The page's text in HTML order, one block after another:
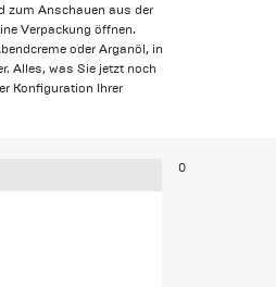
zum Anschauen aus der
Verpackung öffnen.
oder Arganöl, in
Alles, was Sie jetzt noch
Konfiguration Ihrer
0